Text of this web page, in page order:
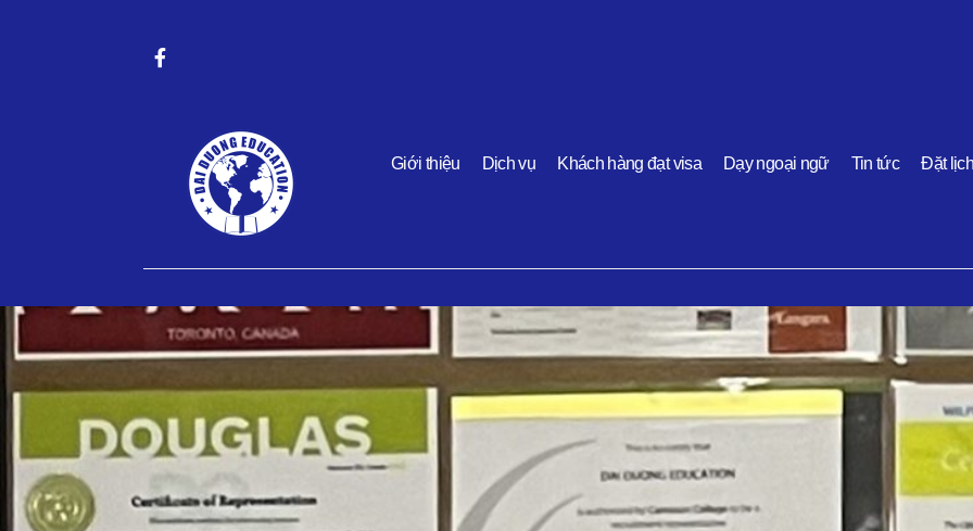
Giới thiệu Dịch vụ Khách hàng đạt visa Dạy ngoại ngữ Tin tức Đặt